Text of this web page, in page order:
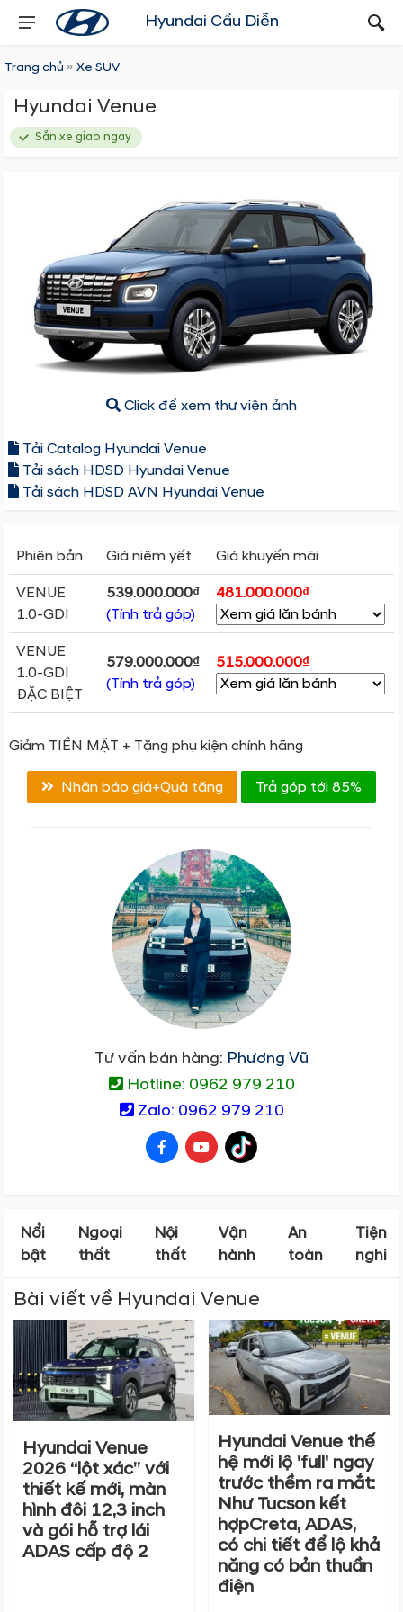
Hyundai Cầu Diễn
Trang chủ » Xe SUV
Click để xem thư viện ảnh
Tải Catalog Hyundai Venue
Tải sách HDSD Hyundai Venue
Tải sách HDSD AVN Hyundai Venue
Hyundai Venue
Sẵn xe giao ngay
Phiên bản Giá niêm yết Giá khuyến mãi
VENUE
1.0-GDI
539.000.000₫
(Tính trả góp)
481.000.000₫
VENUE
1.0-GDI
ĐẶC BIỆT
579.000.000₫
(Tính trả góp)
515.000.000₫
Giảm TIỀN MẶT + Tặng phụ kiện chính hãng
Nhận báo giá+Quà tặng Trả góp tới 85%
Tư vấn bán hàng: Phương Vũ
Hotline: 0962 979 210
Zalo: 0962 979 210
Nổi
bật
Ngoại
thất
Nội
thất
Vận
hành
An
toàn
Tiện
nghi
Venue 1.0 T-GDi
Đặc biệt
thước &
Trọng
lượng
Kích thước tổng thể
(DxRxC) (mm)
3995 x
1770 x
1645
3995 x
1770 x
1645
Chiều dài cơ sở
(mm)
2500 2500
Khoảng sáng gầm
xe (mm)
195 195
Dung tích bình nhiên
45 45
Kappa 1.0
Bài viết về Hyundai Venue
Hyundai Venue
2026 “lột xác” với
thiết kế mới, màn
hình đôi 12,3 inch
và gói hỗ trợ lái
ADAS cấp độ 2
Hyundai Venue thế
hệ mới lộ 'full' ngay
trước thềm ra mắt:
Như Tucson kết
hợpCreta, ADAS,
có chi tiết để lộ khả
năng có bản thuần
điện